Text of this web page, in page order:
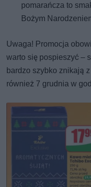
pomarańcza to
Bożym
Uwaga! Promocja
warto się pospieszyć –
bardzo szybko znikają
również 7 grudnia w